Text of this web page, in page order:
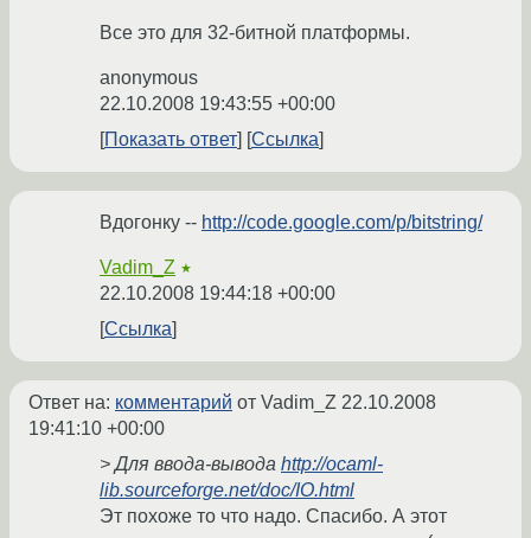
Все это для 32-битной платформы.
anonymous
22.10.2008 19:43:55 +00:00
Показать ответ
Ссылка
Вдогонку -- http://code.google.com/p/bitstring/
Vadim_Z ★
22.10.2008 19:44:18 +00:00
Ссылка
Ответ на: комментарий от Vadim_Z 22.10.2008
19:41:10 +00:00
> Для ввода-вывода http://ocaml-
lib.sourceforge.net/doc/IO.html
Эт похоже то что надо. Спасибо. А этот